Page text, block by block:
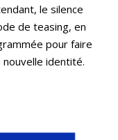
le silence
de teasing, en
pour faire
identité.